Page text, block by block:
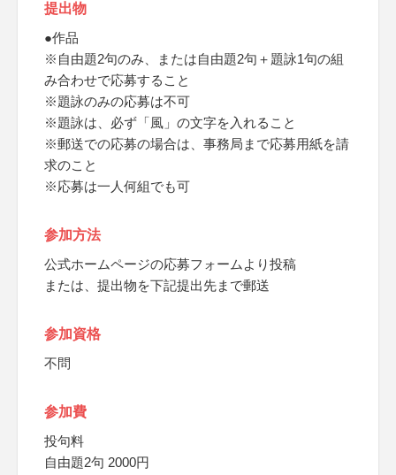
提出物
●作品
※自由題2句のみ、または自由題2句＋題詠1句の組
み合わせで応募すること
※題詠のみの応募は不可
※題詠は、必ず「風」の文字を入れること
※郵送での応募の場合は、事務局まで応募用紙を請
求のこと
※応募は一人何組でも可
参加方法
公式ホームページの応募フォームより投稿
または、提出物を下記提出先まで郵送
参加資格
不問
参加費
投句料
自由題2句 2000円